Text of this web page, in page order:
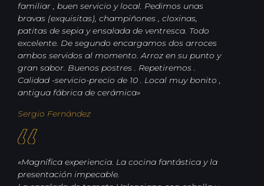
familiar , buen servicio y local. Pedimos unas
bravas (exquisitas), champiñones , cloxinas,
patitas de sepia y ensalada de ventresca. Todo
excelente. De segundo encargamos dos arroces
ambos servidos al momento. Arroz en su punto y
gran sabor. Buenos postres . Repetiremos .
Calidad -servicio-precio de 10 . Local muy bonito ,
antigua fábrica de cerámica»
Sergio Fernández
«Magnífica experiencia. La cocina fantástica y la
presentación impecable.